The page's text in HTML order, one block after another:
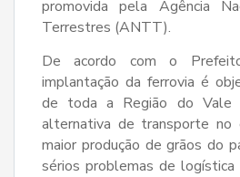
promovida pela Agência
Terrestres (ANTT).
De acordo com o
implantação da ferrovia é
de toda a Região do Vale
alternativa de transporte
maior produção de grãos do
sérios problemas de